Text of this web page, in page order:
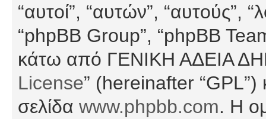
“αυτοί”, “αυτών”, “αυτούς”,
“phpBB Group”, “phpBB
κάτω από ΓΕΝΙΚΗ ΑΔΕΙΑ
License” (hereinafter “GPL”)
σελίδα www.phpbb.com. Η